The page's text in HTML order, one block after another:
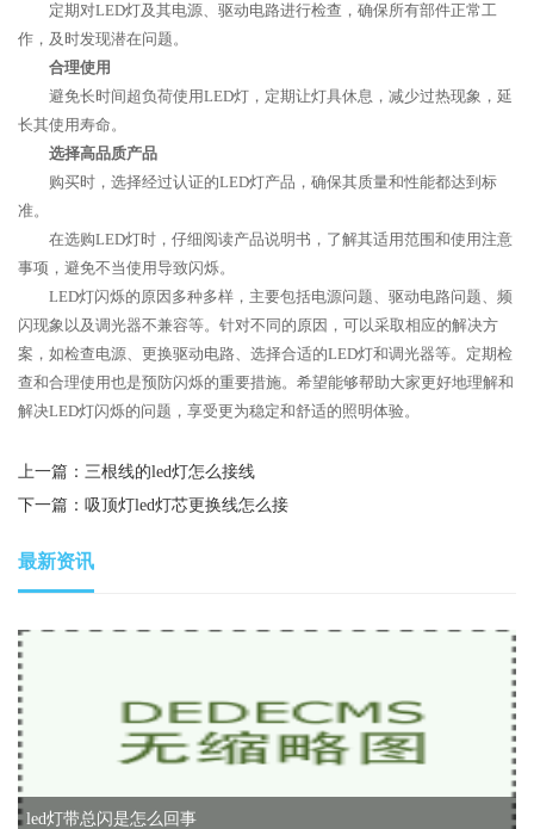
定期对LED灯及其电源、驱动电路进行检查，确保所有部件正常工
作，及时发现潜在问题。
合理使用
避免长时间超负荷使用LED灯，定期让灯具休息，减少过热现象，延
长其使用寿命。
选择高品质产品
购买时，选择经过认证的LED灯产品，确保其质量和性能都达到标
准。
在选购LED灯时，仔细阅读产品说明书，了解其适用范围和使用注意
事项，避免不当使用导致闪烁。
LED灯闪烁的原因多种多样，主要包括电源问题、驱动电路问题、频
闪现象以及调光器不兼容等。针对不同的原因，可以采取相应的解决方
案，如检查电源、更换驱动电路、选择合适的LED灯和调光器等。定期检
查和合理使用也是预防闪烁的重要措施。希望能够帮助大家更好地理解和
解决LED灯闪烁的问题，享受更为稳定和舒适的照明体验。
上一篇： 三根线的led灯怎么接线
下一篇： 吸顶灯led灯芯更换线怎么接
最新资讯
led灯带总闪是怎么回事